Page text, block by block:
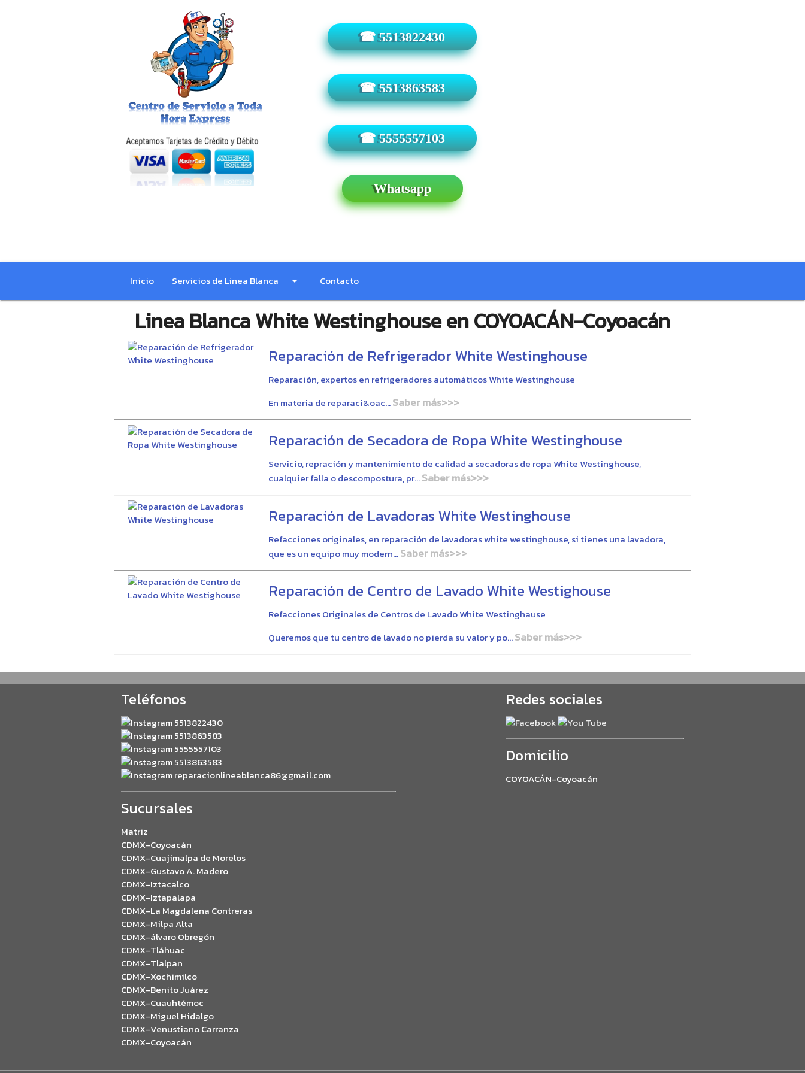
☎ 5513822430
☎ 5513863583
☎ 5555557103
Whatsapp
Inicio Servicios de Linea Blanca arrow_drop_down Contacto
Linea Blanca White Westinghouse en COYOACÁN-Coyoacán
Reparación de Refrigerador White Westinghouse
Reparación, expertos en refrigeradores automáticos White Westinghouse
En materia de reparaci&oac...Saber más>>>
Reparación de Secadora de Ropa White Westinghouse
Servicio, repración y mantenimiento de calidad a secadoras de ropa White Westinghouse,
cualquier falla o descompostura, pr...Saber más>>>
Reparación de Lavadoras White Westinghouse
Refacciones originales, en reparación de lavadoras white westinghouse, si tienes una lavadora,
que es un equipo muy modern...Saber más>>>
Reparación de Centro de Lavado White Westighouse
Refacciones Originales de Centros de Lavado White Westinghause
Queremos que tu centro de lavado no pierda su valor y po...Saber más>>>
Teléfonos
5513822430
5513863583
5555557103
5513863583
reparacionlineablanca86@gmail.com
Sucursales
Matriz
CDMX-Coyoacán
CDMX-Cuajimalpa de Morelos
CDMX-Gustavo A. Madero
CDMX-Iztacalco
CDMX-Iztapalapa
CDMX-La Magdalena Contreras
CDMX-Milpa Alta
CDMX-álvaro Obregón
CDMX-Tláhuac
CDMX-Tlalpan
CDMX-Xochimilco
CDMX-Benito Juárez
CDMX-Cuauhtémoc
CDMX-Miguel Hidalgo
CDMX-Venustiano Carranza
CDMX-Coyoacán
Redes sociales
Domicilio
COYOACÁN-Coyoacán